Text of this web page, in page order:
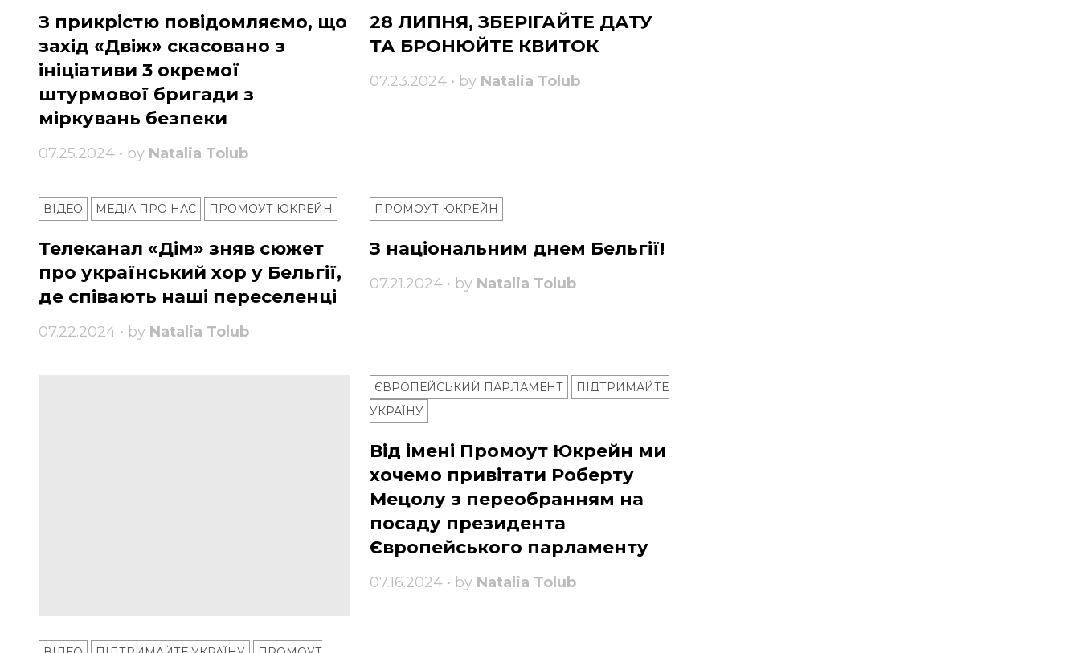
З прикрістю повідомляємо, що
захід «Двіж» скасовано з
ініціативи 3 окремої
штурмової бригади з
міркувань безпеки
07.25.2024 • by Natalia Tolub
28 ЛИПНЯ, ЗБЕРІГАЙТЕ ДАТУ
ТА БРОНЮЙТЕ КВИТОК
07.23.2024 • by Natalia Tolub
ВІДЕО МЕДІА ПРО НАС ПРОМОУТ ЮКРЕЙН
Телеканал «Дім» зняв сюжет
про український хор у Бельгії,
де співають наші переселенці
07.22.2024 • by Natalia Tolub
ПРОМОУТ ЮКРЕЙН
З національним днем ​​Бельгії!
07.21.2024 • by Natalia Tolub
ЄВРОПЕЙСЬКИЙ ПАРЛАМЕНТ
ПІДТРИМАЙТЕ
УКРАЇНУ
Від імені Промоут Юкрейн ми
хочемо привітати Роберту
Мецолу з переобранням на
посаду президента
Європейського парламенту
07.16.2024 • by Natalia Tolub